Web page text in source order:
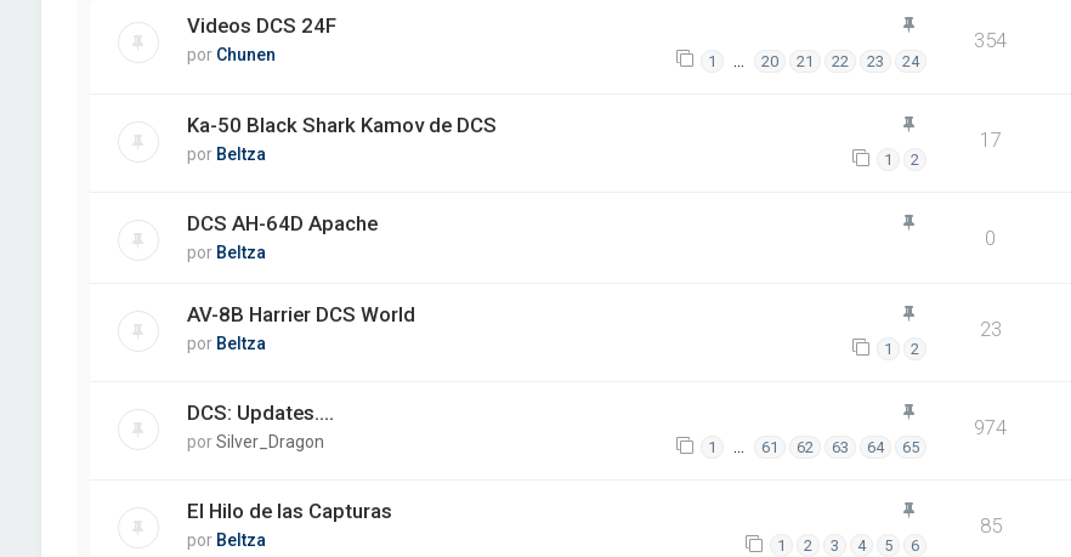
Videos DCS 24F
por Chunen 1 20 21 22 23 24
354
Ka-50 Black Shark Kamov de DCS
por Beltza 1 2
17
DCS AH-64D Apache
por Beltza
0
AV-8B Harrier DCS World
por Beltza 1 2
23
DCS: Updates....
porSilver_Dragon 1 … 61 62 63 64 65
974
El Hilo de las Capturas
por Beltza 1 2 3 4 5 6
85